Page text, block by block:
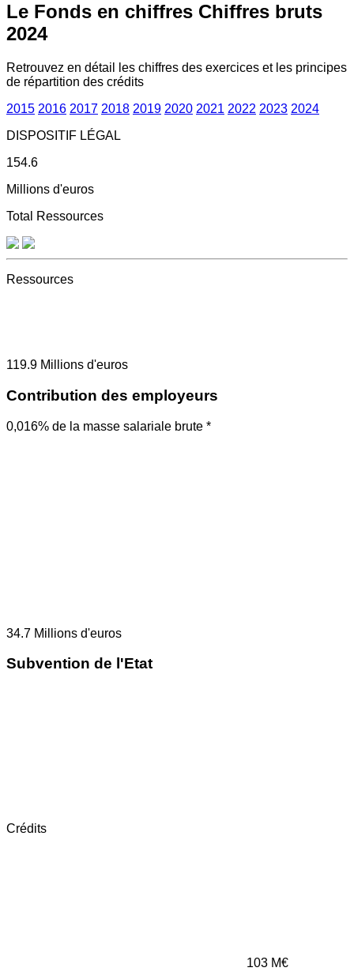
Le Fonds en chiffres Chiffres bruts
2024
Retrouvez en détail les chiffres des exercices et les principes
de répartition des crédits
2015 2016 2017 2018 2019 2020 2021 2022 2023 2024
DISPOSITIF LÉGAL
154.6
Millions d'euros
Total Ressources
Ressources
119.9 Millions d'euros
Contribution des employeurs
0,016% de la masse salariale brute *
34.7 Millions d'euros
Subvention de l'Etat
Crédits
103 M€